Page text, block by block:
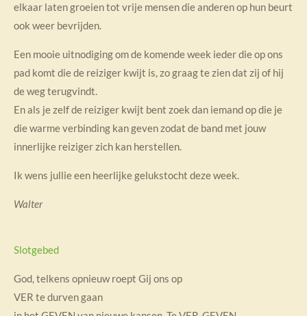
elkaar laten groeien tot vrije mensen die anderen op hun beurt
ook weer bevrijden.
Een mooie uitnodiging om de komende week ieder die op ons
pad komt die de reiziger kwijt is, zo graag te zien dat zij of hij
de weg terugvindt.
En als je zelf de reiziger kwijt bent zoek dan iemand op die je
die warme verbinding kan geven zodat de band met jouw
innerlijke reiziger zich kan herstellen.
Ik wens jullie een heerlijke gelukstocht deze week.
Walter
Slotgebed
God, telkens opnieuw roept Gij ons op
VER te durven gaan